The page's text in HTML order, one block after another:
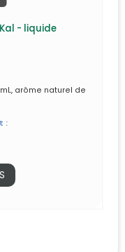
- liquide
arôme naturel de
: